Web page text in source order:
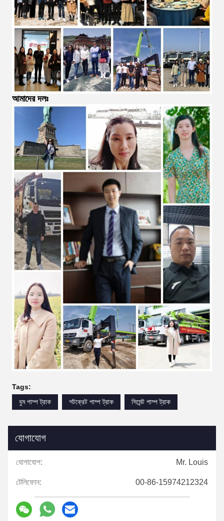
আমাদের দলঃ
Tags:
বুম পাম্প ট্রাক
শটক্রেট পাম্প ট্রাক সিমেন্ট পাম্প ট্রাক
যোগাযোগ
যোগাযোগ: Mr. Louis
টেলিফোন: 00-86-15974212324